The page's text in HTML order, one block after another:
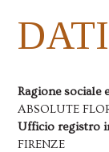
Ragione sociale
ABSOLUTE
Ufficio registro
FIRENZE